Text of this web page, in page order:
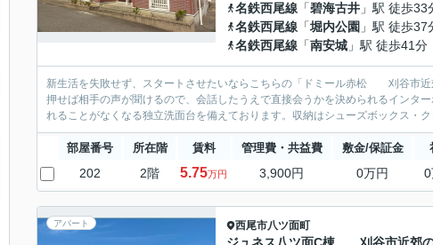
名鉄西尾線 「碧海古井 」駅 徒歩33
名鉄西尾線 「堀内公園 」駅 徒歩37
名鉄西尾線 「南安城 」駅 徒歩41分
新生活を失敗せず、スタートさせたいならこちらの「ドミール赤松 刈谷市近
押せば相手の声が聞けるので、会話したうえで直接会うかを決められるインタ
れることがなくなる独立洗面台を備えております。収納はシューズボックス・
部屋番号 所在階 賃料 管理費・共益費 敷金/保証金
202 2階 5.75万円 3,900円 0万円 0
アパート 西尾市八ツ面町